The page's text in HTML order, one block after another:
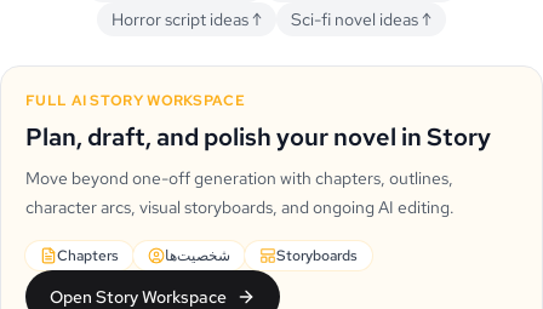
Horror script ideas↑ Sci-fi novel ideas↑
FULL AI STORY WORKSPACE
Plan, draft, and polish your novel in Story
Move beyond one-off generation with chapters, outlines,
character arcs, visual storyboards, and ongoing AI editing.
Chapters شخصیت‌ها Storyboards
Open Story Workspace